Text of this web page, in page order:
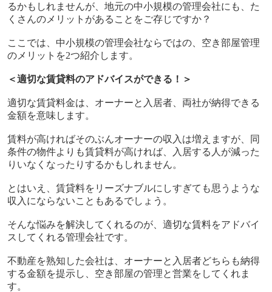
るかもしれませんが、地元の中小規模の管理会社にも、た
くさんのメリットがあることをご存じですか？
ここでは、中小規模の管理会社ならではの、空き部屋管理
のメリットを2つ紹介します。
＜適切な賃貸料のアドバイスができる！＞
適切な賃貸料金は、オーナーと入居者、両社が納得できる
金額を意味します。
賃料が高ければそのぶんオーナーの収入は増えますが、同
条件の物件よりも賃貸料が高ければ、入居する人が減った
りいなくなったりするかもしれません。
とはいえ、賃貸料をリーズナブルにしすぎても思うような
収入にならないこともあるでしょう。
そんな悩みを解決してくれるのが、適切な賃料をアドバイ
スしてくれる管理会社です。
不動産を熟知した会社は、オーナーと入居者どちらも納得
する金額を提示し、空き部屋の管理と営業をしてくれま
す。